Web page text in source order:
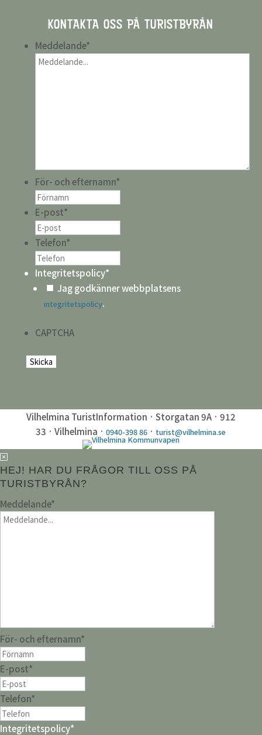
KONTAKTA OSS PÅ TURISTBYRÅN
Meddelande*
För- och efternamn*
E-post*
Telefon*
Integritetspolicy*
Jag godkänner webbplatsens
integritetspolicy.
CAPTCHA
Vilhelmina TuristInformation · Storgatan 9A · 912
33 · Vilhelmina ·0940-398 86 · turist@vilhelmina.se
HEJ! HAR DU FRÅGOR TILL OSS PÅ
TURISTBYRÅN?
Meddelande*
För- och efternamn*
E-post*
Telefon*
Integritetspolicy*